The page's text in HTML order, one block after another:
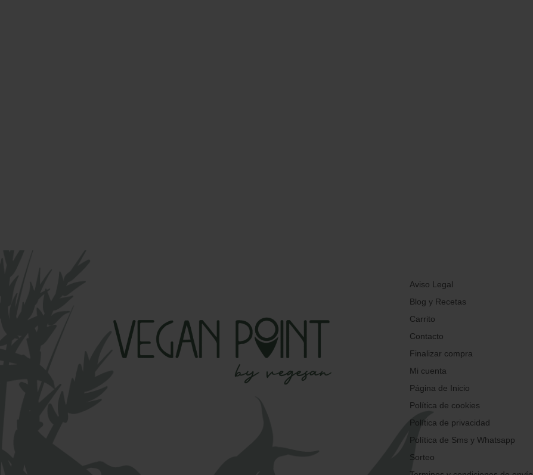
Aviso Legal
Blog y Recetas
Carrito
Contacto
Finalizar compra
Mi cuenta
Página de Inicio
Política de cookies
Política de privacidad
Política de Sms y Whatsapp
Sorteo